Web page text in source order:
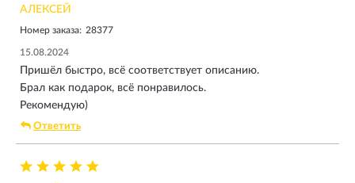
АЛЕКСЕЙ
Номер заказа: 28377
15.08.2024
Пришёл быстро, всё соответствует описанию.
Брал как подарок, всё понравилось.
Рекомендую)
Ответить